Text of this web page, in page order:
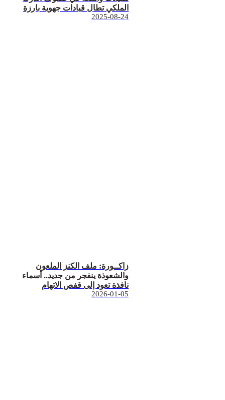
الملكي تطال قيادات جهوية بارزة
2025-08-24
زاكــورة: ملف الكنز الملعون
والشعوذة ينفجر من جديد.. أسماء
نافذة تعود إلى قفص الاتهام
2026-01-05